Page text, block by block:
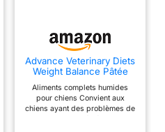
Advance Veterinary Diets
Weight Balance Pâtée
Aliments complets humides
pour chiens Convient aux
chiens ayant des problèmes de